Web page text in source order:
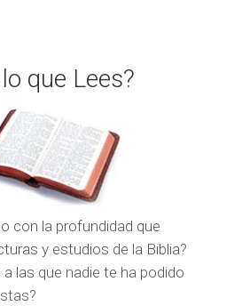
que Lees?
con la profundidad que
y estudios de la Biblia?
las que nadie te ha podido